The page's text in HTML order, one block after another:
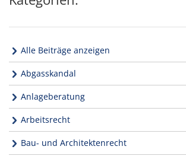
Alle Beiträge anzeigen
Abgasskandal
Anlageberatung
Arbeitsrecht
Bau- und Architektenrecht